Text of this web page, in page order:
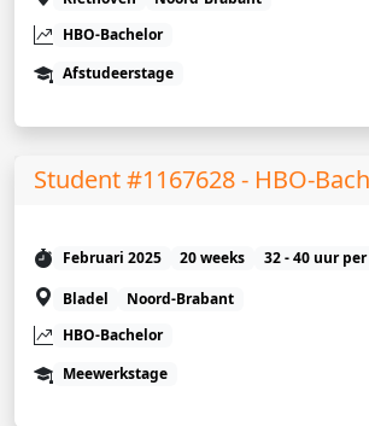
HBO-Bachelor
Afstudeerstage
Student #1167628 - HBO-
Februari 2025 20 weeks
32 - 40 uur
Bladel
Noord-Brabant
HBO-Bachelor
Meewerkstage